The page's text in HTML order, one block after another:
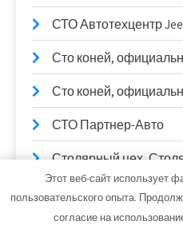
СТО Автотехцентр
Сто коней,
Сто коней,
СТО Партнер-Авто
Столярный цех,
Сулак, гостиничный
Сывлах, Баня №2
Этот веб-сайт использует
пользовательского опыта.
согласие на